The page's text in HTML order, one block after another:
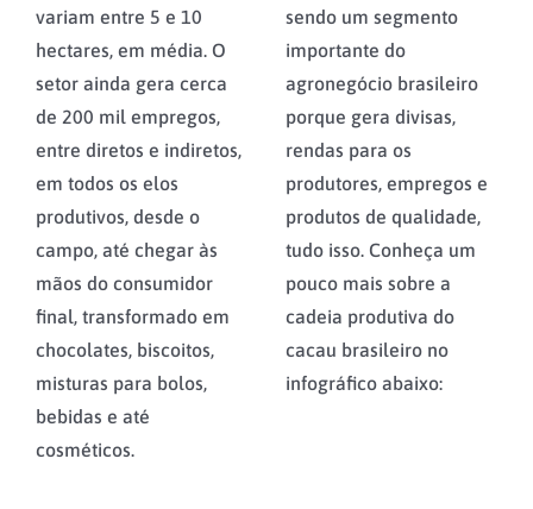
variam entre 5 e 10
hectares, em média. O
setor ainda gera cerca
de 200 mil empregos,
entre diretos e indiretos,
em todos os elos
produtivos, desde o
campo, até chegar às
mãos do consumidor
final, transformado em
chocolates, biscoitos,
misturas para bolos,
bebidas e até
cosméticos.
sendo um segmento
importante do
agronegócio brasileiro
porque gera divisas,
rendas para os
produtores, empregos e
produtos de qualidade,
tudo isso. Conheça um
pouco mais sobre a
cadeia produtiva do
cacau brasileiro no
infográfico abaixo: